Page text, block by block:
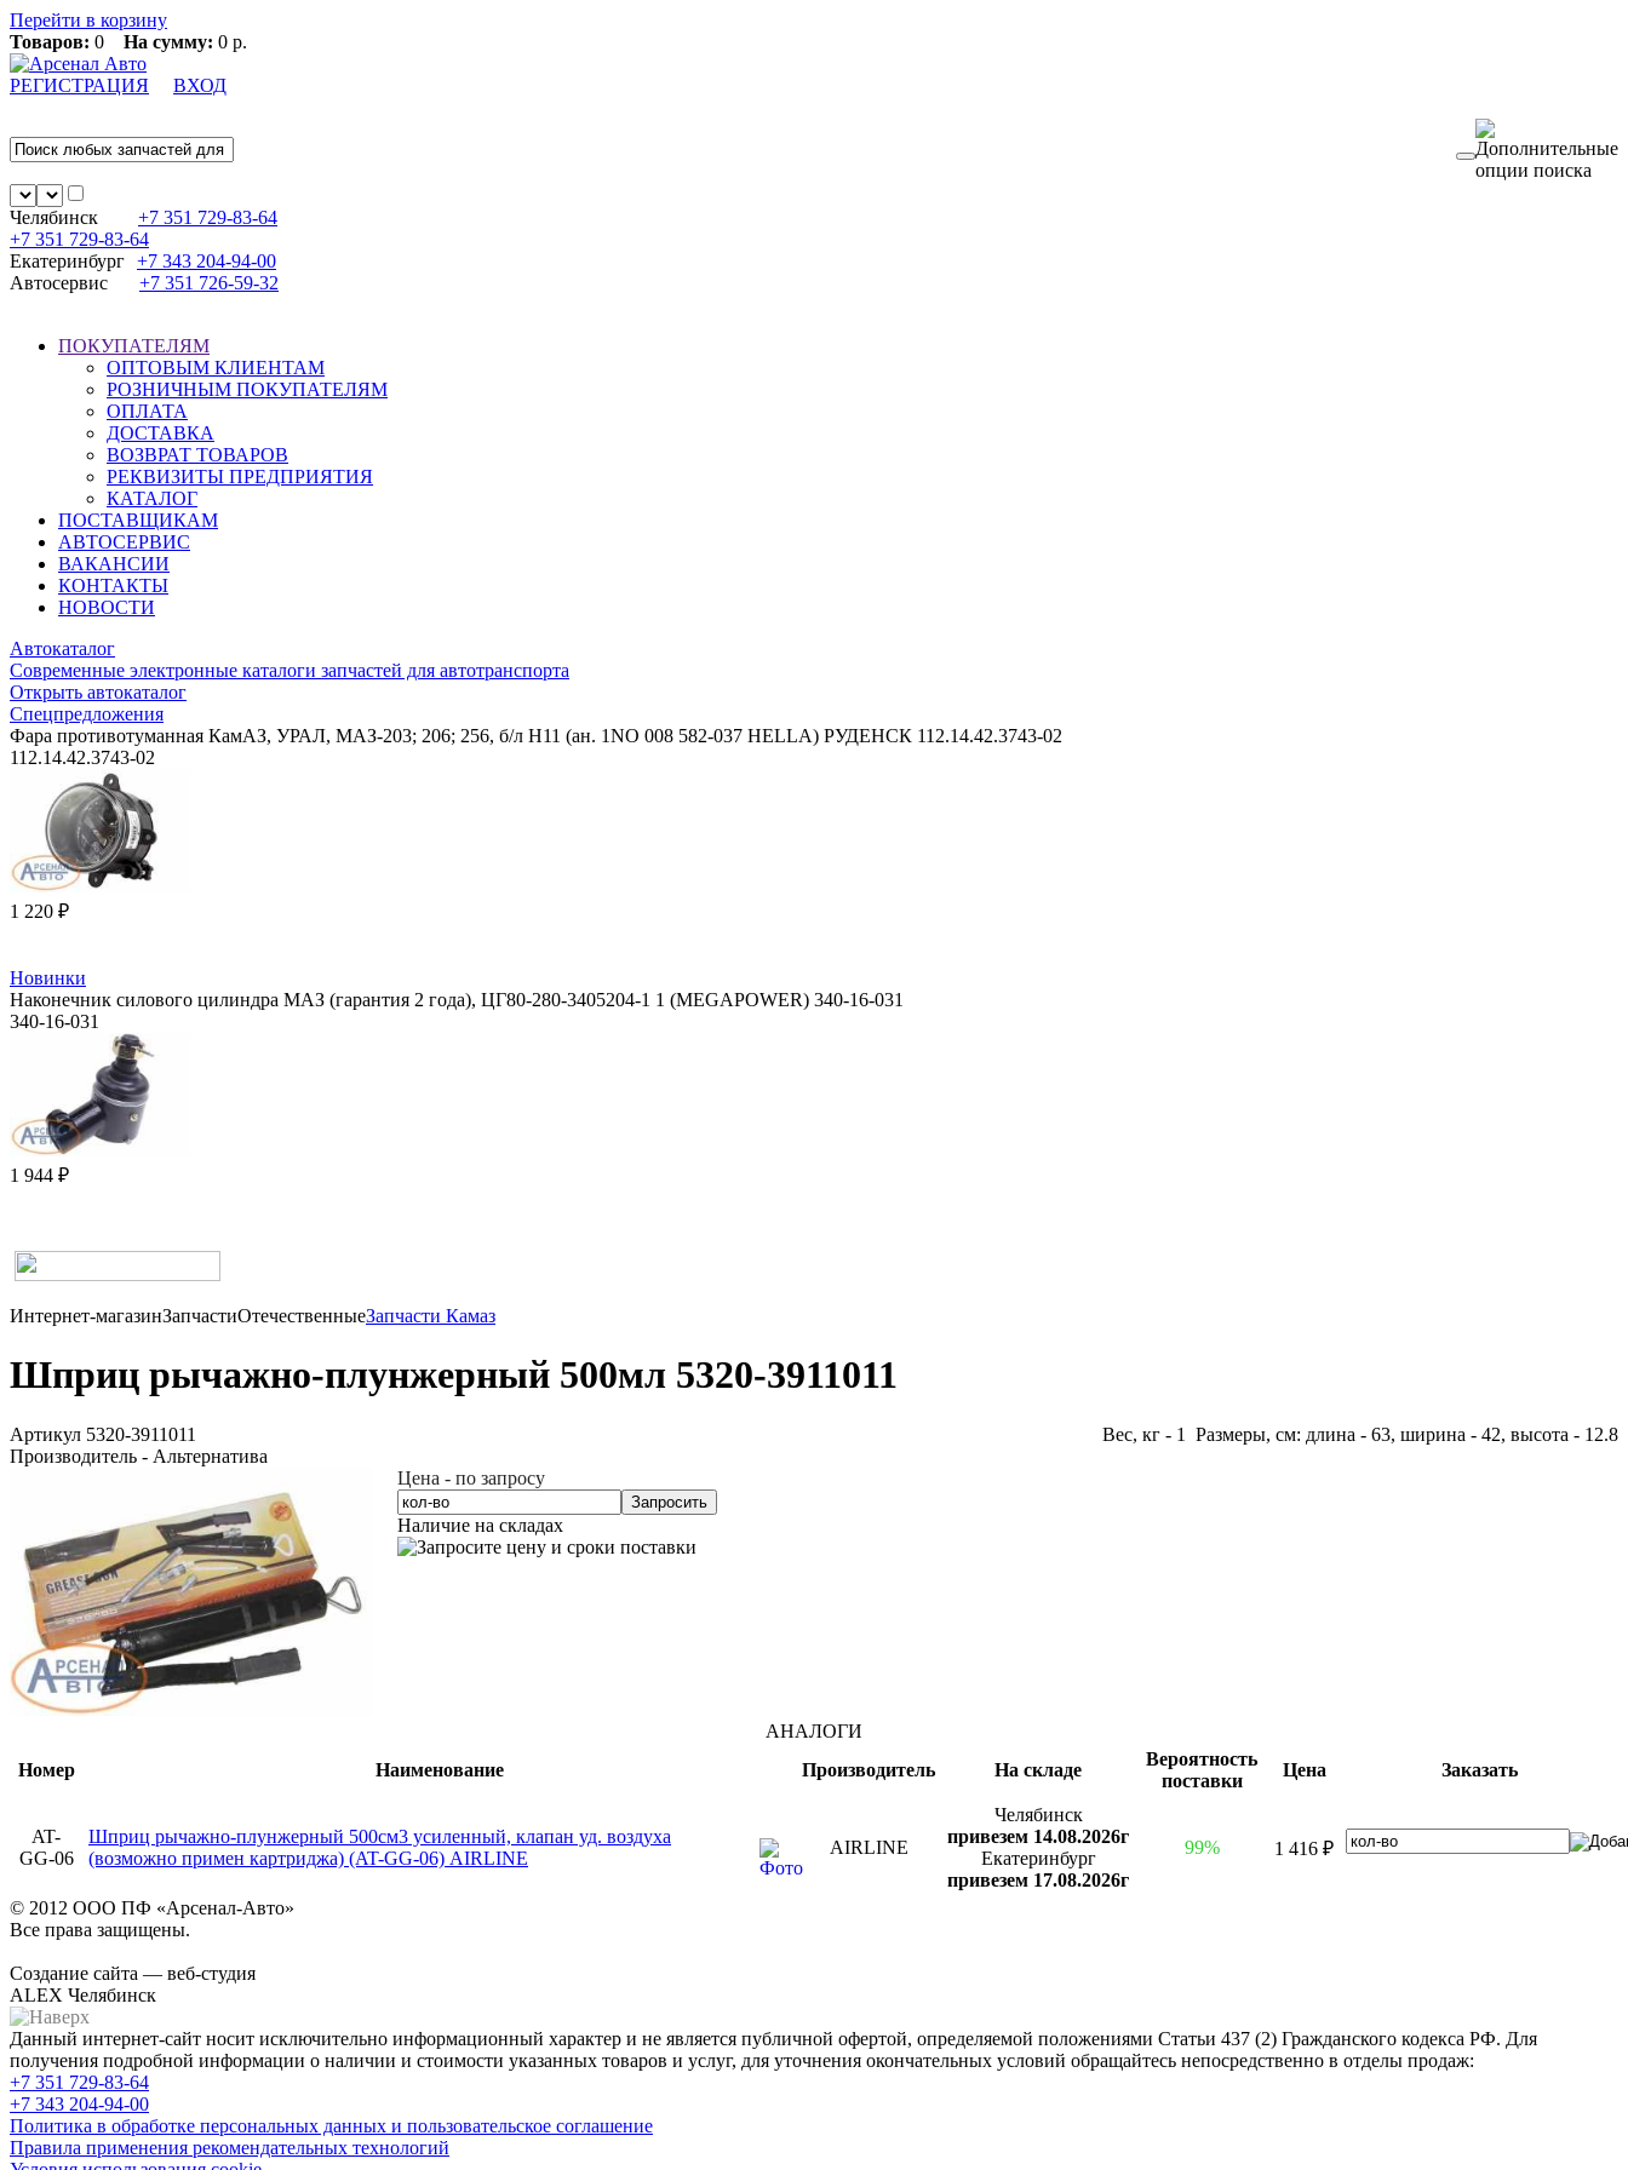
Перейти в корзину
Товаров: 0 На сумму: 0 р.
РЕГИСТРАЦИЯ ВХОД
Челябинск +7 351 729-83-64
+7 351 729-83-64
Екатеринбург +7 343 204-94-00
Автосервис
+7 351 726-59-32
ПОКУПАТЕЛЯМ
ОПТОВЫМ КЛИЕНТАМ
РОЗНИЧНЫМ ПОКУПАТЕЛЯМ
ОПЛАТА
ДОСТАВКА
ВОЗВРАТ ТОВАРОВ
РЕКВИЗИТЫ ПРЕДПРИЯТИЯ
КАТАЛОГ
ПОСТАВЩИКАМ
АВТОСЕРВИС
ВАКАНСИИ
КОНТАКТЫ
НОВОСТИ
Автокаталог
Современные электронные каталоги запчастей для автотранспорта
Открыть автокаталог
Спецпредложения
Фара противотуманная КамАЗ, УРАЛ, МАЗ-203; 206; 256, б/л H11 (ан. 1NO 008 582-037 HELLA) РУДЕНСК 112.14.42.3743-02
112.14.42.3743-02
1 220 ₽
Новинки
Наконечник силового цилиндра МАЗ (гарантия 2 года), ЦГ80-280-3405204-1 1 (MEGAPOWER) 340-16-031
340-16-031
1 944 ₽
Интернет-магазинЗапчастиОтечественныеЗапчасти Камаз
Шприц рычажно-плунжерный 500мл 5320-3911011
Артикул 5320-3911011
Производитель - Альтернатива
Вес, кг - 1 Размеры, см: длина - 63, ширина - 42, высота - 12.8
Цена - по запросу
Запросить
Наличие на складах
АНАЛОГИ
Номер
Наименование Производитель На складе
Вероятность
поставки
Цена Заказать
AT-
GG-06
Шприц рычажно-плунжерный 500см3 усиленный, клапан уд. воздуха
(возможно примен картриджа) (AT-GG-06) AIRLINE
AIRLINE
Челябинск
привезем 14.08.2026г
Екатеринбург
привезем 17.08.2026г
99% 1 416 ₽
© 2012 ООО ПФ «Арсенал-Авто»
Все права защищены.
Создание сайта — веб-студия
ALEX Челябинск
Данный интернет-сайт носит исключительно информационный характер и не является публичной офертой, определяемой положениями Статьи 437 (2) Гражданского кодекса РФ. Для
получения подробной информации о наличии и стоимости указанных товаров и услуг, для уточнения окончательных условий обращайтесь непосредственно в отделы продаж:
+7 351 729-83-64
+7 343 204-94-00
Политика в обработке персональных данных и пользовательское соглашение
Правила применения рекомендательных технологий